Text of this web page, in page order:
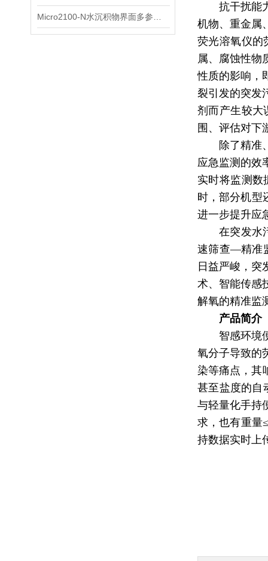
抗干扰能
机物、重金属
荧光溶氧仪的
属、腐蚀性物
性质的影响，
裂引发的突发
剂而产生较大
围、评估对下
除了精准
应急监测的效
实时将监测数
时，部分机型
进一步提升应
在突发水
速筛查—精准
日益严峻，突
术、智能传感
解氧的精准监
产品简介
智感环境
氧分子导致的
染等痛点，其
甚至盐度的自
与轻量化手持
求，也有重量
持数据实时上